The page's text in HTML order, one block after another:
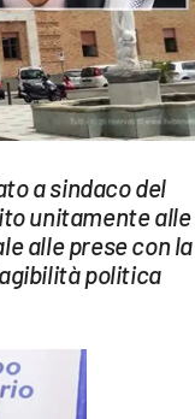
a sindaco del
unitamente alle
alle prese con la
politica